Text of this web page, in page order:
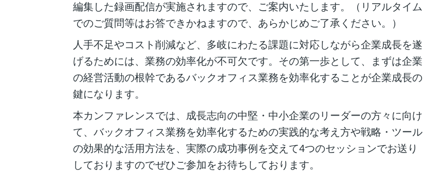
編集した録画配信が実施されますので、ご案内いたします。（リアルタイム
でのご質問等はお答できかねますので、あらかじめご了承ください。）
人手不足やコスト削減など、多岐にわたる課題に対応しながら企業成長を遂
げるためには、業務の効率化が不可欠です。その第一歩として、まずは企業
の経営活動の根幹であるバックオフィス業務を効率化することが企業成長の
鍵になります。
本カンファレンスでは、成長志向の中堅・中小企業のリーダーの方々に向け
て、バックオフィス業務を効率化するための実践的な考え方や戦略・ツール
の効果的な活用方法を、実際の成功事例を交えて4つのセッションでお送り
しておりますのでぜひご参加をお待ちしております。